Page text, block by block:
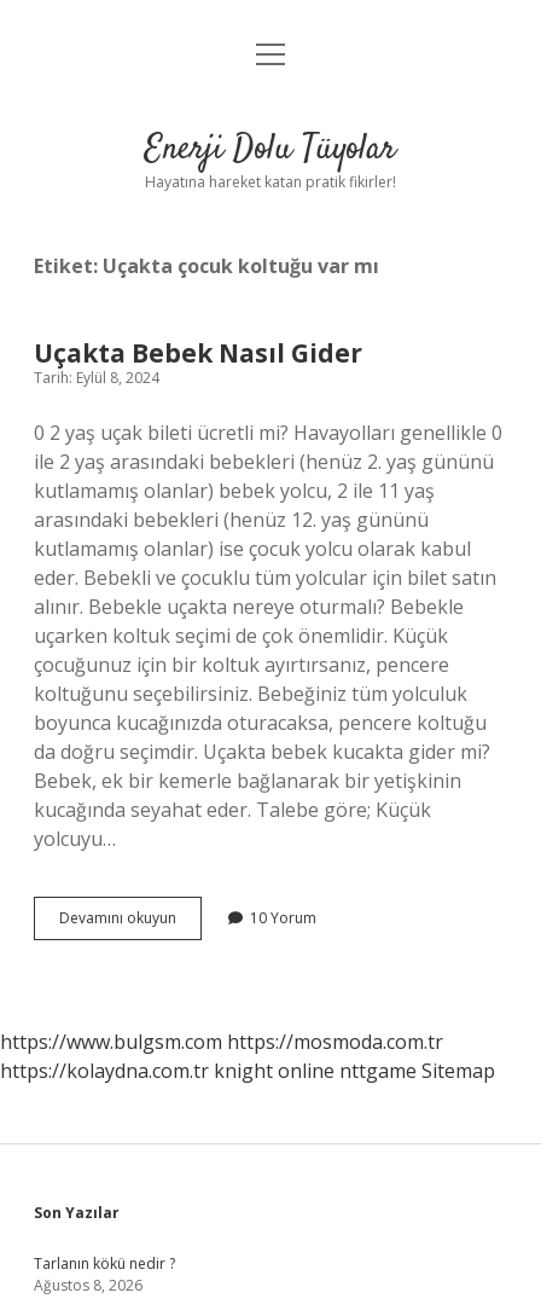
Anasayfa
Yasal Uyarı
menüyü
Enerji Dolu Tüyolar
Hayatına hareket katan pratik fikirler!
Etiket: Uçakta çocuk koltuğu var mı
Uçakta Bebek Nasıl Gider
Tarih: Eylül 8, 2024
0 2 yaş uçak bileti ücretli mi? Havayolları genellikle 0
ile 2 yaş arasındaki bebekleri (henüz 2. yaş gününü
kutlamamış olanlar) bebek yolcu, 2 ile 11 yaş
arasındaki bebekleri (henüz 12. yaş gününü
kutlamamış olanlar) ise çocuk yolcu olarak kabul
eder. Bebekli ve çocuklu tüm yolcular için bilet satın
alınır. Bebekle uçakta nereye oturmalı? Bebekle
uçarken koltuk seçimi de çok önemlidir. Küçük
çocuğunuz için bir koltuk ayırtırsanız, pencere
koltuğunu seçebilirsiniz. Bebeğiniz tüm yolculuk
boyunca kucağınızda oturacaksa, pencere koltuğu
da doğru seçimdir. Uçakta bebek kucakta gider mi?
Bebek, ek bir kemerle bağlanarak bir yetişkinin
kucağında seyahat eder. Talebe göre; Küçük
yolcuyu…
Devamını okuyun
Bebek
10 Yorum
https://www.bulgsm.com https://mosmoda.com.tr
https://kolaydna.com.tr knight online nttgame Sitemap
Sidebar
Son Yazılar
Tarlanın kökü nedir ?
Ağustos 8, 2026